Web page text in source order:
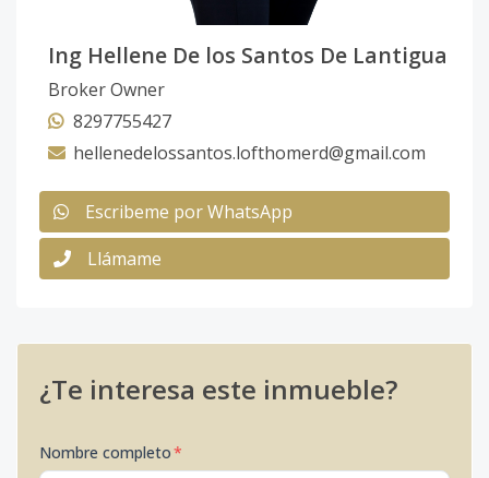
Ing Hellene De los Santos De Lantigua
Broker Owner
8297755427
hellenedelossantos.lofthomerd@gmail.com
Escribeme por WhatsApp
Llámame
¿Te interesa este inmueble?
Nombre completo*